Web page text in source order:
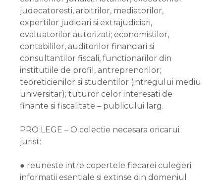
judecatoresti, arbitrilor, mediatorilor,
expertilor judiciari si extrajudiciari,
evaluatorilor autorizati; economistilor,
contabililor, auditorilor financiari si
consultantilor fiscali, functionarilor din
institutiile de profil, antreprenorilor;
teoreticienilor si studentilor (intregului mediu
universitar); tuturor celor interesati de
finante si fiscalitate – publicului larg.
PRO LEGE – O colectie necesara oricarui
jurist:
● reuneste intre copertele fiecarei culegeri
informatii esentiale si extinse din domeniul